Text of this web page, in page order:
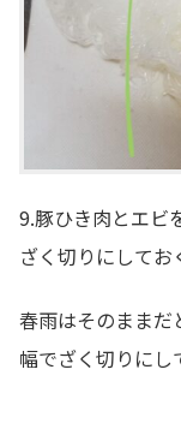
9.豚ひき肉とエビ
ざく切りにしてお
春雨はそのままだ
幅でざく切りにし